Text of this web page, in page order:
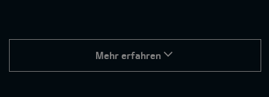
Mehr erfahren